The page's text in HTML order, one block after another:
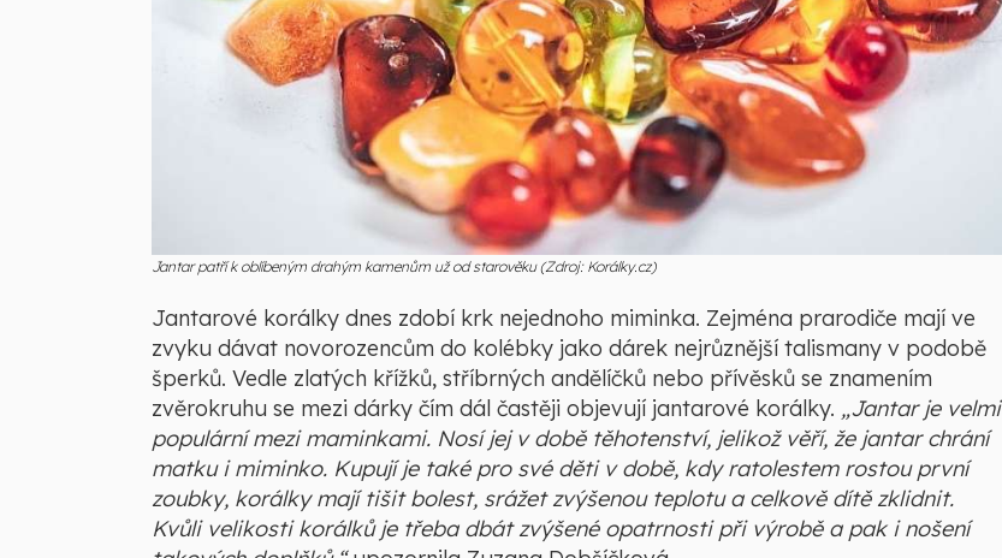
Jantar patří k oblíbeným drahým kamenům už od starověku (Zdroj: Korálky.cz)
Jantarové korálky dnes zdobí krk nejednoho miminka. Zejména prarodiče mají ve
zvyku dávat novorozencům do kolébky jako dárek nejrůznější talismany v podobě
šperků. Vedle zlatých křížků, stříbrných andělíčků nebo přívěsků se znamením
zvěrokruhu se mezi dárky čím dál častěji objevují jantarové korálky. „Jantar je velmi
populární mezi maminkami. Nosí jej v době těhotenství, jelikož věří, že jantar chrání
matku i miminko. Kupují je také pro své děti v době, kdy ratolestem rostou první
zoubky, korálky mají tišit bolest, srážet zvýšenou teplotu a celkově dítě zklidnit.
Kvůli velikosti korálků je třeba dbát zvýšené opatrnosti při výrobě a pak i nošení